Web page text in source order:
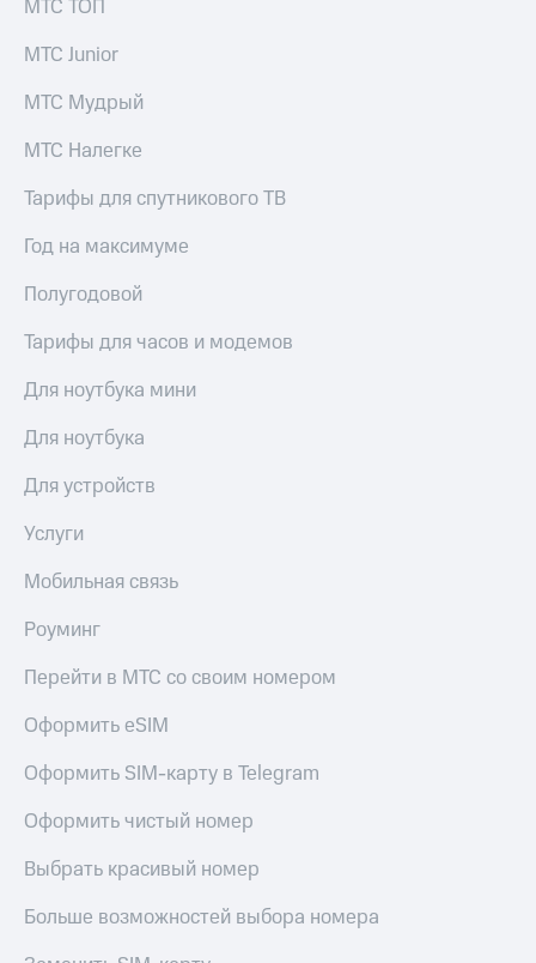
МТС ТОП
МТС Junior
МТС Мудрый
МТС Налегке
Тарифы для спутникового ТВ
Год на максимуме
Полугодовой
Тарифы для часов и модемов
Для ноутбука мини
Для ноутбука
Для устройств
Услуги
Мобильная связь
Роуминг
Перейти в МТС со своим номером
Оформить eSIM
Оформить SIM-карту в Telegram
Оформить чистый номер
Выбрать красивый номер
Больше возможностей выбора номера